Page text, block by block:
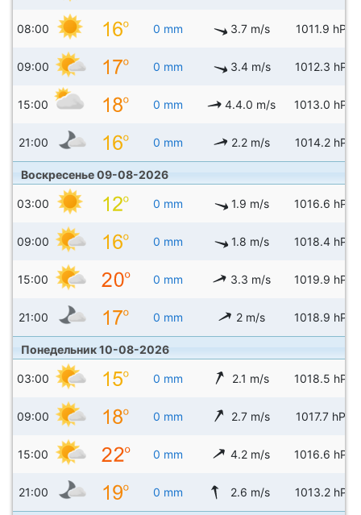
08:00 0 mm 3.7 m/s 1011.9 hPa
09:00 0 mm 3.4 m/s 1012.3 hPa
15:00 0 mm 4.4.0 m/s 1013.0 hPa
21:00 0 mm 2.2 m/s 1014.2 hPa
Воскресенье 09-08-2026
03:00 0 mm 1.9 m/s 1016.6 hPa
09:00 0 mm 1.8 m/s 1018.4 hPa
15:00 0 mm 3.3 m/s 1019.9 hPa
21:00 0 mm 2 m/s 1018.9 hPa
Понедельник 10-08-2026
03:00 0 mm 2.1 m/s 1018.5 hPa
09:00 0 mm 2.7 m/s 1017.7 hPa
15:00 0 mm 4.2 m/s 1016.6 hPa
21:00 0 mm 2.6 m/s 1013.2 hPa